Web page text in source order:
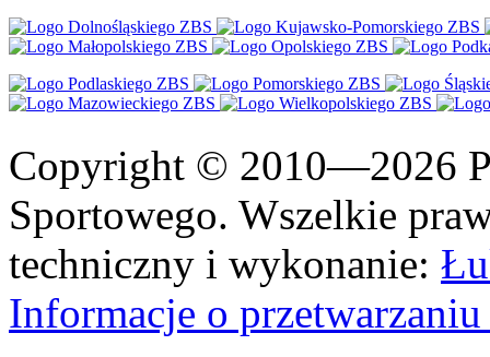
Copyright © 2010—2026
Sportowego. Wszelkie
techniczny i wykonanie:
Informacje o